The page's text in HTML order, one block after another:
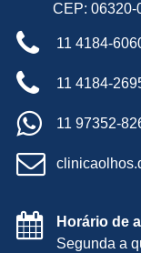
CEP: 06320-
11 4184-
11 4184-
11 97352-
Horário de
Segunda a